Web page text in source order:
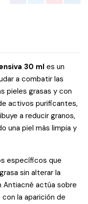
30 ml es un
a combatir las
pieles grasas y con
activos purificantes,
a reducir granos,
una piel más limpia y
específicos que
sin alterar la
Antiacné actúa sobre
la aparición de